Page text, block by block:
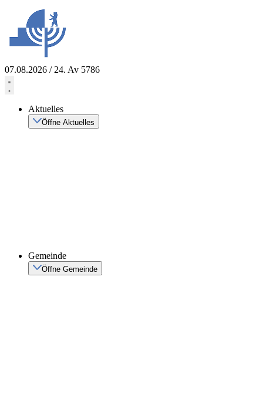
springen
07.08.2026 / 24. Av 5786
Aktuelles
Öffne Aktuelles
Gemeinde
Öffne Gemeinde